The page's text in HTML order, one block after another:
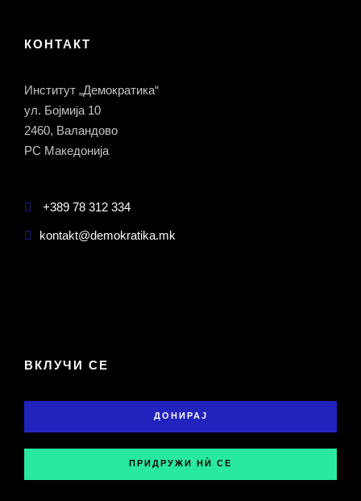
КОНТАКТ
Институт „Демократика“
ул. Бојмија 10
2460, Валандово
РС Македонија
+389 78 312 334
kontakt@demokratika.mk
ВКЛУЧИ СЕ
ДОНИРАЈ
ПРИДРУЖИ НЍ СЕ